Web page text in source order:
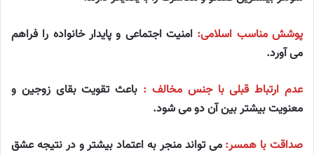
پوشش مناسب اسلامی: امنیت اجتماعی و پایدار خانواده را فراهم
می آورد.
عدم ارتباط قبلی با جنس مخالف : باعث تقویت بقای زوجین و
معنویت بیشتر بین آن دو می شود.
صداقت با همسر: می تواند منجر به اعتماد بیشتر و در نتیجه عشق